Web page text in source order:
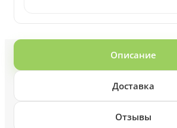
Описание
Доставка
Отзывы